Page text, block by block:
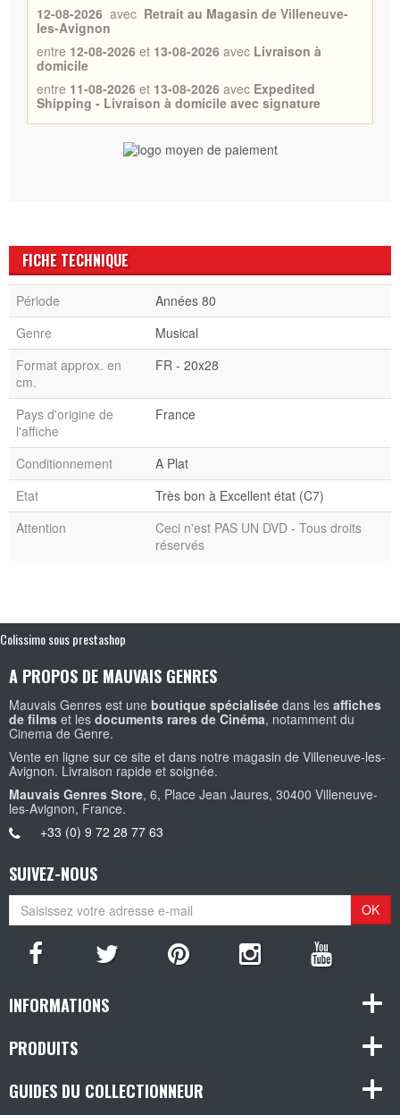
12-08-2026 avec Retrait au Magasin de Villeneuve-
les-Avignon
entre 12-08-2026 et 13-08-2026 avec Livraison à
domicile
entre 11-08-2026 et 13-08-2026 avec Expedited
Shipping - Livraison à domicile avec signature
FICHE TECHNIQUE
Période
Années 80
Genre
Musical
Format approx. en
cm.
FR - 20x28
Pays d'origine de
l'affiche
France
Conditionnement
A Plat
Etat
Très bon à Excellent état (C7)
Attention
Ceci n'est PAS UN DVD - Tous droits
réservés
Colissimo sous prestashop
A PROPOS DE MAUVAIS GENRES
Mauvais Genres est une boutique spécialisée dans les affiches
de films et les documents rares de Cinéma, notamment du
Cinema de Genre.
Vente en ligne sur ce site et dans notre magasin de Villeneuve-les-
Avignon. Livraison rapide et soignée.
Mauvais Genres Store, 6, Place Jean Jaures, 30400 Villeneuve-
les-Avignon, France.
+33 (0) 9 72 28 77 63
SUIVEZ-NOUS
OK
INFORMATIONS
PRODUITS
GUIDES DU COLLECTIONNEUR